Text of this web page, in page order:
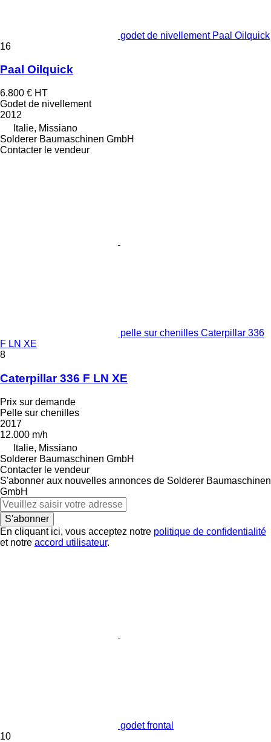
godet de nivellement Paal Oilquick
16
Paal Oilquick
6.800 € HT
Godet de nivellement
2012
Italie, Missiano
Solderer Baumaschinen GmbH
Contacter le vendeur
pelle sur chenilles Caterpillar 336
F LN XE
8
Caterpillar 336 F LN XE
Prix sur demande
Pelle sur chenilles
2017
12.000 m/h
Italie, Missiano
Solderer Baumaschinen GmbH
Contacter le vendeur
S'abonner aux nouvelles annonces de Solderer Baumaschinen
GmbH
S'abonner
En cliquant ici, vous acceptez notre politique de confidentialité
et notre accord utilisateur.
godet frontal
10